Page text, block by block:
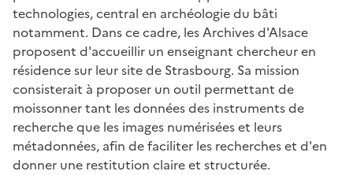
technologies, central en archéologie du bâti
notamment. Dans ce cadre, les Archives d'Alsace
proposent d'accueillir un enseignant chercheur en
résidence sur leur site de Strasbourg. Sa mission
consisterait à proposer un outil permettant de
moissonner tant les données des instruments de
recherche que les images numérisées et leurs
métadonnées, afin de faciliter les recherches et d'en
donner une restitution claire et structurée.